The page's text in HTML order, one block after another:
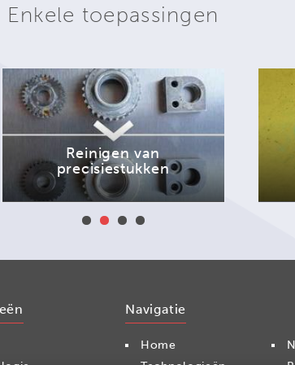
Enkele toepassingen
Reinigen van
precisiestukken
Navigatie
Home